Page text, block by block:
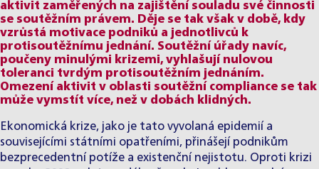
aktivit zaměřených na zajištění souladu své činnosti
se soutěžním právem. Děje se tak však v době, kdy
vzrůstá motivace podniků a jednotlivců k
protisoutěžnímu jednání. Soutěžní úřady navíc,
poučeny minulými krizemi, vyhlašují nulovou
toleranci tvrdým protisoutěžním jednáním.
Omezení aktivit v oblasti soutěžní compliance se tak
může vymstít více, než v dobách klidných.
Ekonomická krize, jako je tato vyvolaná epidemií a
souvisejícími státními opatřeními, přinášejí podnikům
bezprecedentní potíže a existenční nejistotu. Oproti krizi